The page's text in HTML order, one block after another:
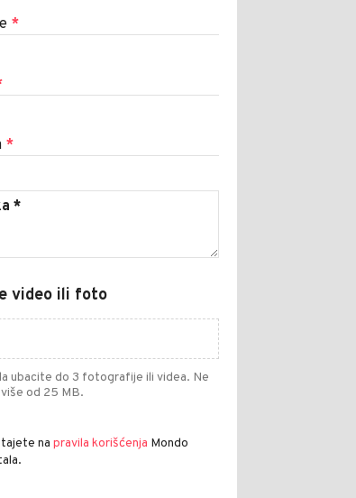
*
*
video ili foto
ubacite do 3 fotografije ili videa. Ne
od 25 MB.
na pravila korišćenja Mondo